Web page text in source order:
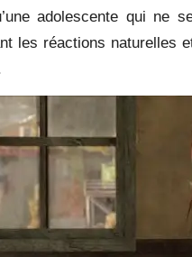
adolescente qui ne
les réactions naturelles